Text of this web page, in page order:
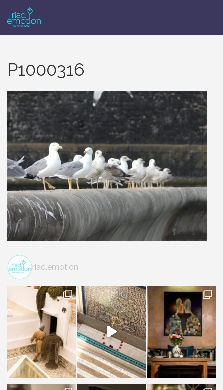
P1000316
riad.emotion